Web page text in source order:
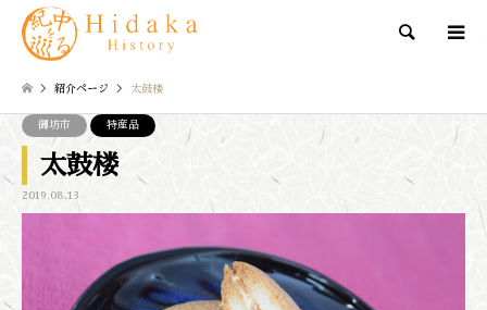
検索
紹介ページ 太鼓楼
御坊市 特産品
太鼓楼
2019.08.13